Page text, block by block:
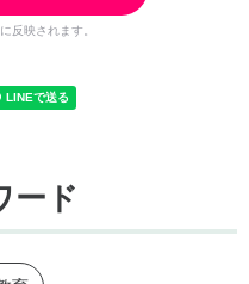
反映されます。
ード